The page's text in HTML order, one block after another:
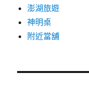
澎湖旅遊
神明桌
附近當舖